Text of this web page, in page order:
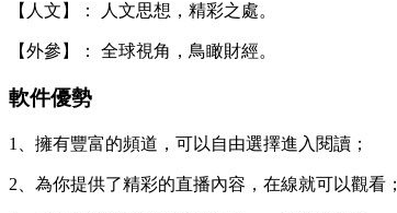
【人文】： 人文思想，精彩之處。
【外參】： 全球視角，鳥瞰財經。
軟件優勢
1、擁有豐富的頻道，可以自由選擇進入閱讀；
2、為你提供了精彩的直播內容，在線就可以觀看；